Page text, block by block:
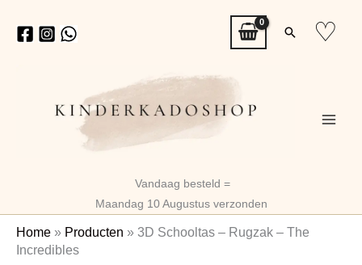
naar
Zoeken
♡
Vandaag besteld =
Maandag 10 Augustus verzonden
Home » Producten » 3D Schooltas – Rugzak – The
Incredibles